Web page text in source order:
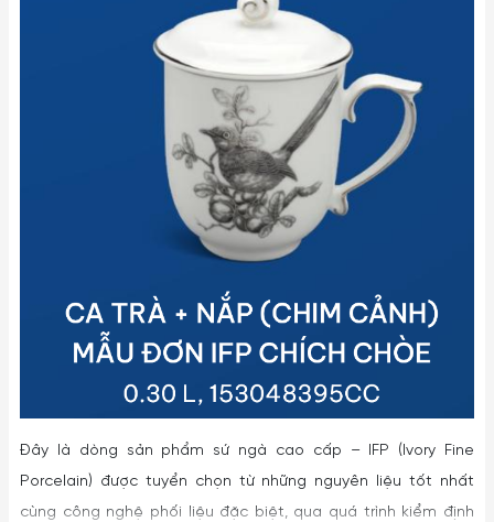
Đây là dòng sản phẩm sứ ngà cao cấp – IFP (Ivory Fine
Porcelain) được tuyển chọn từ những nguyên liệu tốt nhất
cùng công nghệ phối liệu đặc biệt, qua quá trình kiểm định